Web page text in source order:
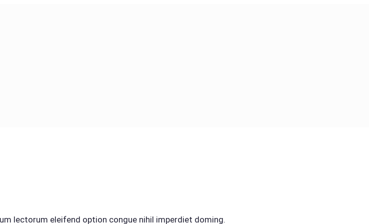
lectorum eleifend option congue nihil imperdiet doming.